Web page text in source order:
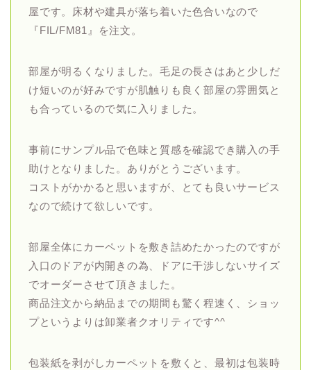
屋です。床材や建具が落ち着いた色合いなので
『FIL/FM81』を注文。
部屋が明るくなりました。毛足の長さはあと少しだ
け短いのが好みですが肌触りも良く部屋の雰囲気と
も合っているので気に入りました。
事前にサンプル品で色味と質感を確認でき購入の手
助けとなりました。ありがとうございます。
コストがかかると思いますが、とても良いサービス
なので続けて欲しいです。
部屋全体にカーペットを敷き詰めたかったのですが
入口のドアが内開きの為、ドアに干渉しないサイズ
でオーダーさせて頂きました。
商品注文から納品までの期間も驚く程速く、ショッ
プというよりは卸業者クオリティです^^
包装紙を剥がしカーペットを敷くと、最初は包装時